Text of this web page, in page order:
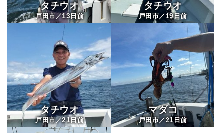
タチウオ
戸田市／13日前
タチウオ
戸田市／19日前
タチウオ
戸田市／21日前
マダコ
戸田市／21 日前